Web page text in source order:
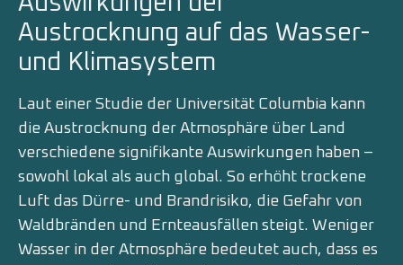
Austrocknung auf das Wasser-
und Klimasystem
Laut einer Studie der Universität Columbia kann
die Austrocknung der Atmosphäre über Land
verschiedene signifikante Auswirkungen haben –
sowohl lokal als auch global. So erhöht trockene
Luft das Dürre- und Brandrisiko, die Gefahr von
Waldbränden und Ernteausfällen steigt. Weniger
Wasser in der Atmosphäre bedeutet auch, dass es